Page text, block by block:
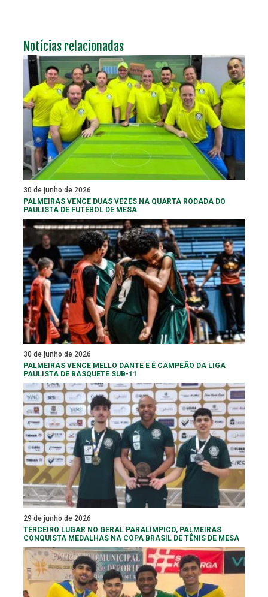
Notícias relacionadas
30 de junho de 2026
PALMEIRAS VENCE DUAS VEZES NA QUARTA RODADA DO
PAULISTA DE FUTEBOL DE MESA
30 de junho de 2026
PALMEIRAS VENCE MELLO DANTE E É CAMPEÃO DA LIGA
PAULISTA DE BASQUETE SUB-11
29 de junho de 2026
TERCEIRO LUGAR NO GERAL PARALÍMPICO, PALMEIRAS
CONQUISTA MEDALHAS NA COPA BRASIL DE TÊNIS DE MESA